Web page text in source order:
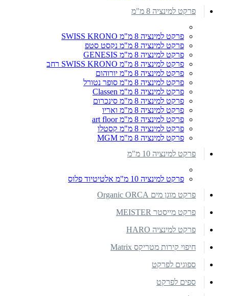
פרקט למינציה 8 מ"מ
פרקט למינציה 8 מ"מ SWISS KRONO
פרקט למינציה 8 מ"מ נקסט סטפ
פרקט למינציה 8 מ"מ GENESIS
פרקט למינציה 8 מ"מ SWISS KRONO רחב
פרקט למינציה 8 מ"מ יורוהום
פרקט למינציה 8 מ"מ סופר נטורל
פרקט למינציה 8 מ"מ Classen
פרקט למינציה 8 מ"מ סינכרום
פרקט למינציה 8 מ"מ ואריו
פרקט למינציה 8 מ"מ art floor
פרקט למינציה 8 מ"מ קסטלו
פרקט למינציה 8 מ"מ MGM
פרקט למינציה 10 מ"מ
פרקט למינציה 10 מ"מ אלטיטיוד פלוס
פרקט מוגן מים Organic ORCA
פרקט מייסטר MEISTER
פרקט למינציה HARO
חיפוי קירות מטריקס Matrix
ספוגים לפרקט
ספים לפרקט